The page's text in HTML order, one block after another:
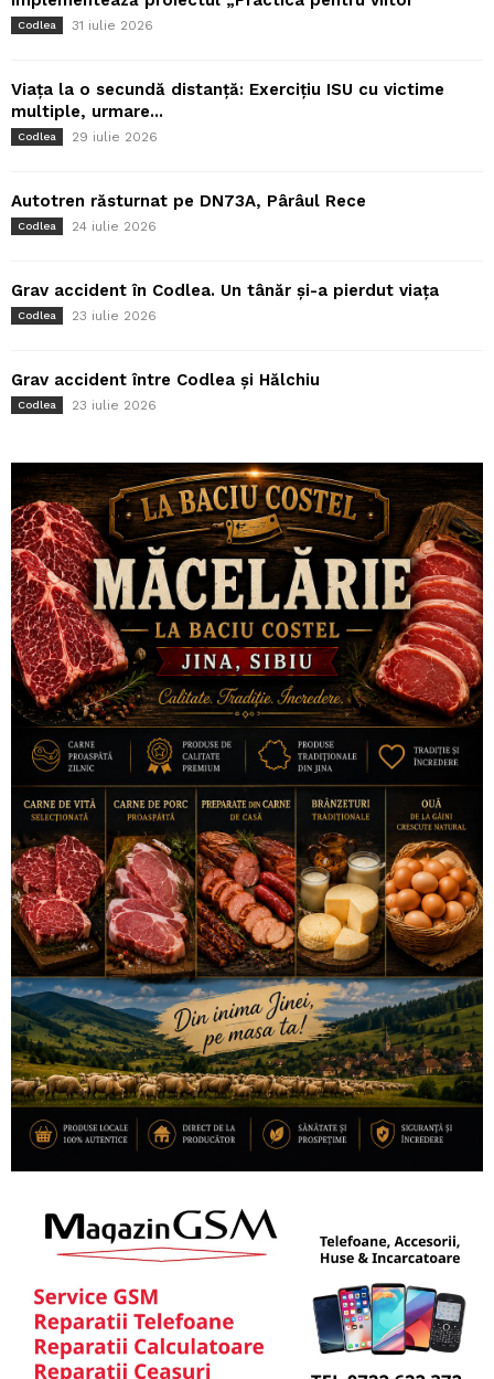
Codlea 31 iulie 2026
Viața la o secundă distanță: Exercițiu ISU cu victime
multiple, urmare...
Codlea 29 iulie 2026
Autotren răsturnat pe DN73A, Pârâul Rece
Codlea 24 iulie 2026
Grav accident în Codlea. Un tânăr și-a pierdut viața
Codlea 23 iulie 2026
Grav accident între Codlea și Hălchiu
Codlea 23 iulie 2026